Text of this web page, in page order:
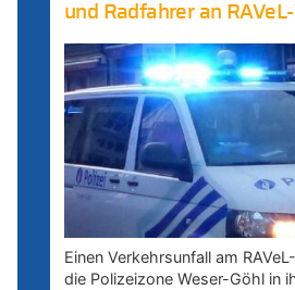
und Radfahrer an
Einen Verkehrsunfall am
die Polizeizone Weser-Göhl in